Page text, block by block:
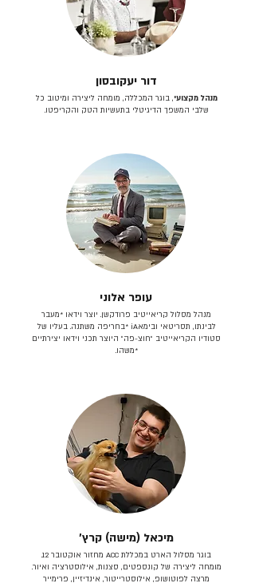
דור יעקובסון
מנהל מקצועי, בוגר המכללה, מומחה ליצירה ומיטוב כל
שלבי המשפך הדיגיטלי בתעשיות הטק והקריפטו.
עופר אלוני
מנהל מסלול קריאייטיב פרודקשן. יוצר וידאו *מעבר
לבינתו, תסריטאי וב​ימאiA‎ *בחריפה משתנה. בעליו של
סטודיו הקריאייטיב ״חוצ-פה״ היוצר תכני וידאו יצירתיים
*משהו.
מיכאל (מישה) קרץ׳
בוגר מסלול הארט במכללת ACC מחזור אוקטובר 12.
מומחה ליצירה של קונספטים, סצנות, אילוסטרציה ואיור.
מרצה לפוטושופ, אילוסטרייטור, אינדיזיין, פרימייר